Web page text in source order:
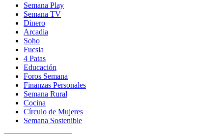
Semana Play
Semana TV
Dinero
Arcadia
Soho
in
new
window
Fucsia
in
new
window
4 Patas
Educación
Foros Semana
Finanzas Personales
Semana Rural
Cocina
Círculo de Mujeres
Semana Sostenible